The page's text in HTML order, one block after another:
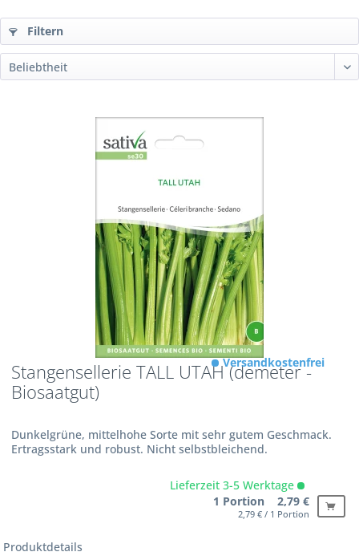
Filtern
Stangensellerie TALL UTAH (demeter -
Biosaatgut)
Dunkelgrüne, mittelhohe Sorte mit sehr gutem Geschmack.
Ertragsstark und robust. Nicht selbstbleichend.
Versandkostenfrei
Lieferzeit 3-5 Werktage
1 Portion 2,79 €
2,79 € / 1 Portion
Produktdetails